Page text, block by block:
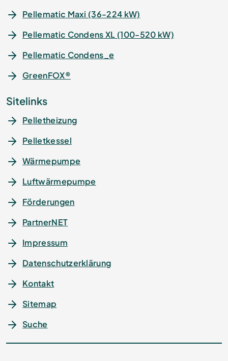
Pellematic Maxi (36-224 kW)
Pellematic Condens XL (100-520 kW)
Pellematic Condens_e
GreenFOX®
Sitelinks
Pelletheizung
Pelletkessel
Wärmepumpe
Luftwärmepumpe
Förderungen
PartnerNET
Impressum
Datenschutz­erklärung
Kontakt
Sitemap
Suche